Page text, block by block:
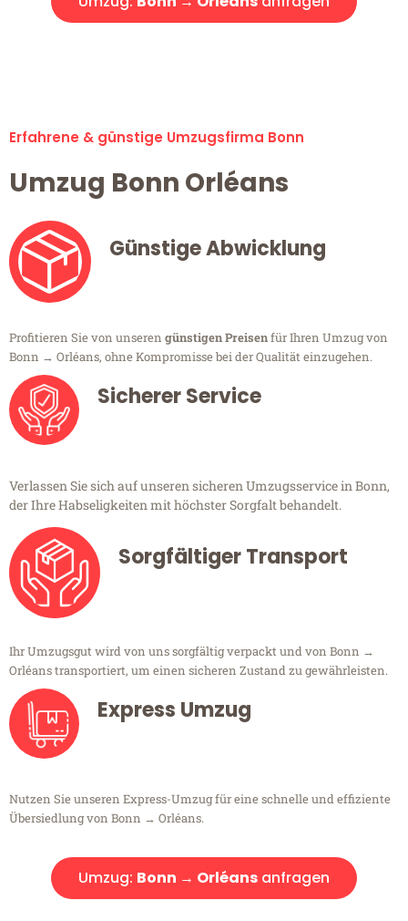
Erfahrene & günstige Umzugsfirma Bonn
Umzug Bonn Orléans
Günstige Abwicklung
Profitieren Sie von unseren günstigen Preisenfür Ihren Umzug von
Bonn → Orléans, ohne Kompromisse bei der Qualität einzugehen.
Sicherer Service
Verlassen Sie sich auf unseren sicheren Umzugsservice in Bonn,
der Ihre Habseligkeiten mit höchster Sorgfalt behandelt.
Sorgfältiger Transport
Ihr Umzugsgut wird von uns sorgfältig verpackt und von Bonn →
Orléans transportiert, um einen sicheren Zustand zu gewährleisten.
Express Umzug
Nutzen Sie unseren Express-Umzug für eine schnelle und effiziente
Übersiedlung von Bonn → Orléans.
Umzug: Bonn → Orléans anfragen